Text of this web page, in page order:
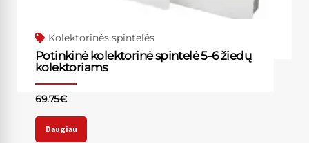
Kolektorinės spintelės
Potinkinė kolektorinė spintelė 5-6 žiedų
kolektoriams
69.75€
Daugiau